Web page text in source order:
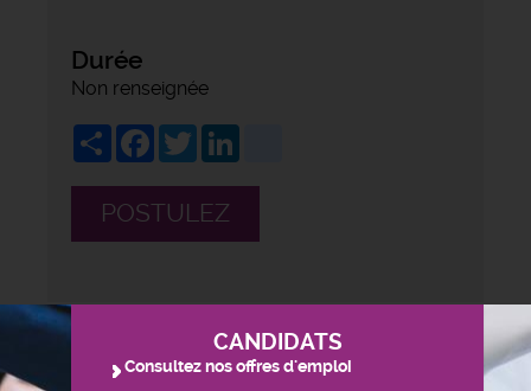
Durée
Non renseignée
ShareFacebook
Twitter
POSTULEZ
CANDIDATS
Consultez nos offres d'emploi